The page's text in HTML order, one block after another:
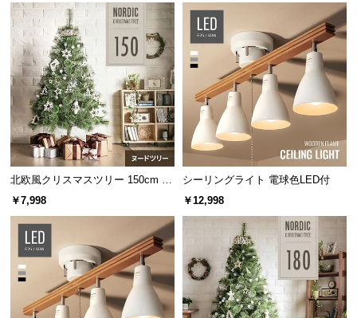
い
て
搬
入
経
路
に
つ
い
て
返
品・
ン
北欧風クリスマスツリー 150cm ヌ
ードツリー
￥7,998
シーリングライト 電球色LED付
￥12,998